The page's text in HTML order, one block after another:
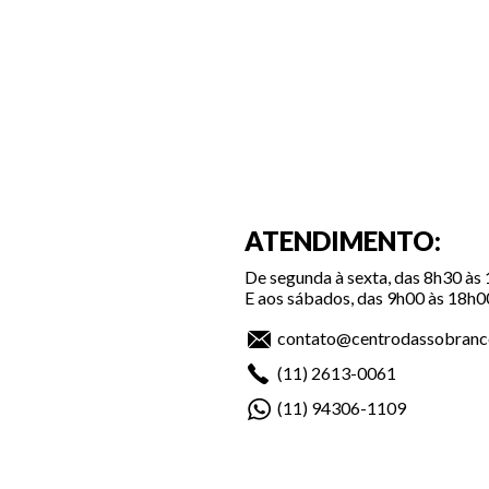
ATENDIMENTO:
De segunda à sexta, das 8h30 às
E aos sábados, das 9h00 às
(11) 2613-0061
(11) 94306-1109